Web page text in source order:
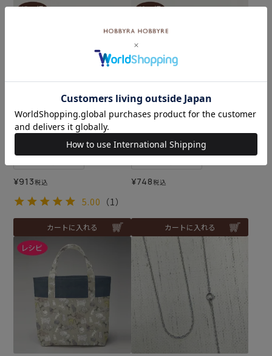
ミシンや針・糸を使わず、布どうし
をピタッとつける♪
harudake（15mm）
¥913税込
5.00 （1）
カートに入れる
ミシンや針・糸を使わず、布どうし
をピタッとつける♪
harudake（10mm）
¥748税込
カートに入れる